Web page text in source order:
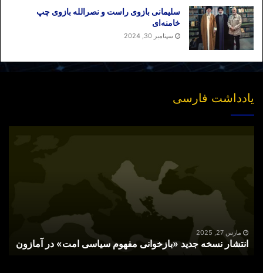
سلیمانی بازوی راست و نصرالله بازوی چپ
خامنه‌ای
سپتامبر 30, 2024
یادداشت فارسی
آمازونمارس 27, 2025
انتشار نسخه جدید «بازخوانی مفهوم سیاسی امت» در آمازون